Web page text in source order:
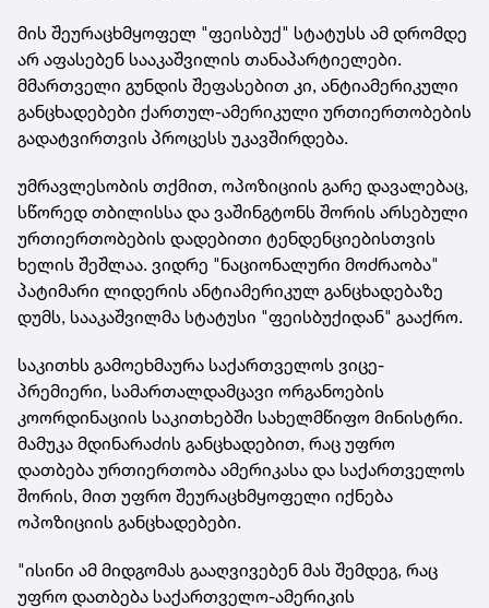
მის შეურაცხმყოფელ "ფეისბუქ" სტატუსს ამ დრომდე
არ აფასებენ სააკაშვილის თანაპარტიელები.
მმართველი გუნდის შეფასებით კი, ანტიამერიკული
განცხადებები ქართულ-ამერიკული ურთიერთობების
გადატვირთვის პროცესს უკავშირდება.
უმრავლესობის თქმით, ოპოზიციის გარე დავალებაც,
სწორედ თბილისსა და ვაშინგტონს შორის არსებული
ურთიერთობების დადებითი ტენდენციებისთვის
ხელის შეშლაა. ვიდრე "ნაციონალური მოძრაობა"
პატიმარი ლიდერის ანტიამერიკულ განცხადებაზე
დუმს, სააკაშვილმა სტატუსი "ფეისბუქიდან" გააქრო.
საკითხს გამოეხმაურა საქართველოს ვიცე-
პრემიერი, სამართალდამცავი ორგანოების
კოორდინაციის საკითხებში სახელმწიფო მინისტრი.
მამუკა მდინარაძის განცხადებით, რაც უფრო
დათბება ურთიერთობა ამერიკასა და საქართველოს
შორის, მით უფრო შეურაცხმყოფელი იქნება
ოპოზიციის განცხადებები.
"ისინი ამ მიდგომას გააღვივებენ მას შემდეგ, რაც
უფრო დათბება საქართველო-ამერიკის